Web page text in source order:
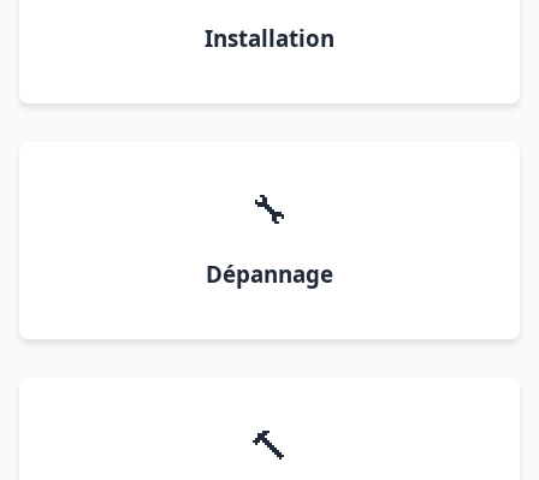
Installation
🔧
Dépannage
🔨